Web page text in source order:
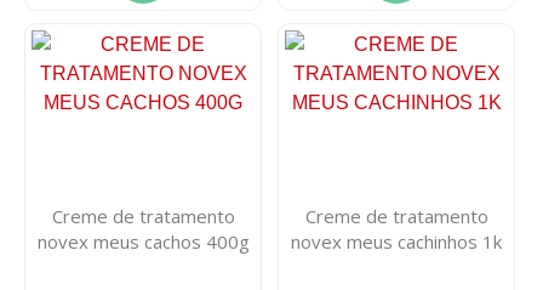
Creme de tratamento
novex meus cachos 400g
Creme de tratamento
novex meus cachinhos 1k